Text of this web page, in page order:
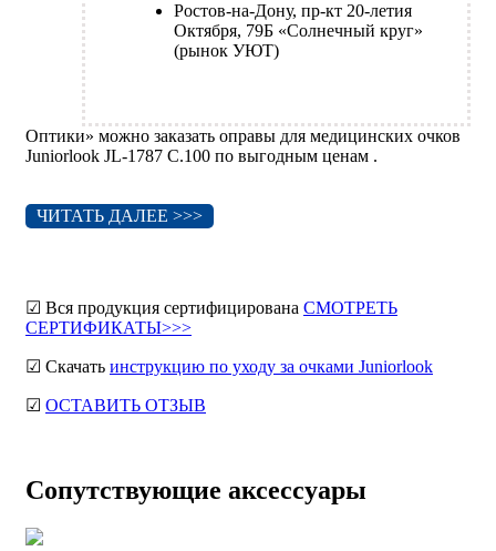
Ростов-на-Дону, пр-кт 20-летия
Октября, 79Б «Солнечный круг»
(рынок УЮТ)
Оптики» можно заказать оправы для медицинских очков
Juniorlook JL-1787 C.100 по выгодным ценам .
ЧИТАТЬ ДАЛЕЕ >>>
☑ Вся продукция сертифицирована СМОТРЕТЬ
СЕРТИФИКАТЫ>>>
☑ Скачать инструкцию по уходу за очками Juniorlook
☑ ОСТАВИТЬ ОТЗЫВ
Сопутствующие аксессуары